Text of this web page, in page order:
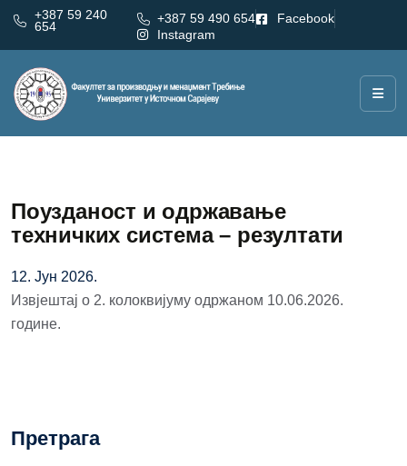
+387 59 240
654
+387 59 490 654
Facebook
Instagram
Поузданост и одржавање
техничких система – резултати
12. Јун 2026.
Извјештај о 2. колоквијуму одржаном 10.06.2026.
године.
Претрага